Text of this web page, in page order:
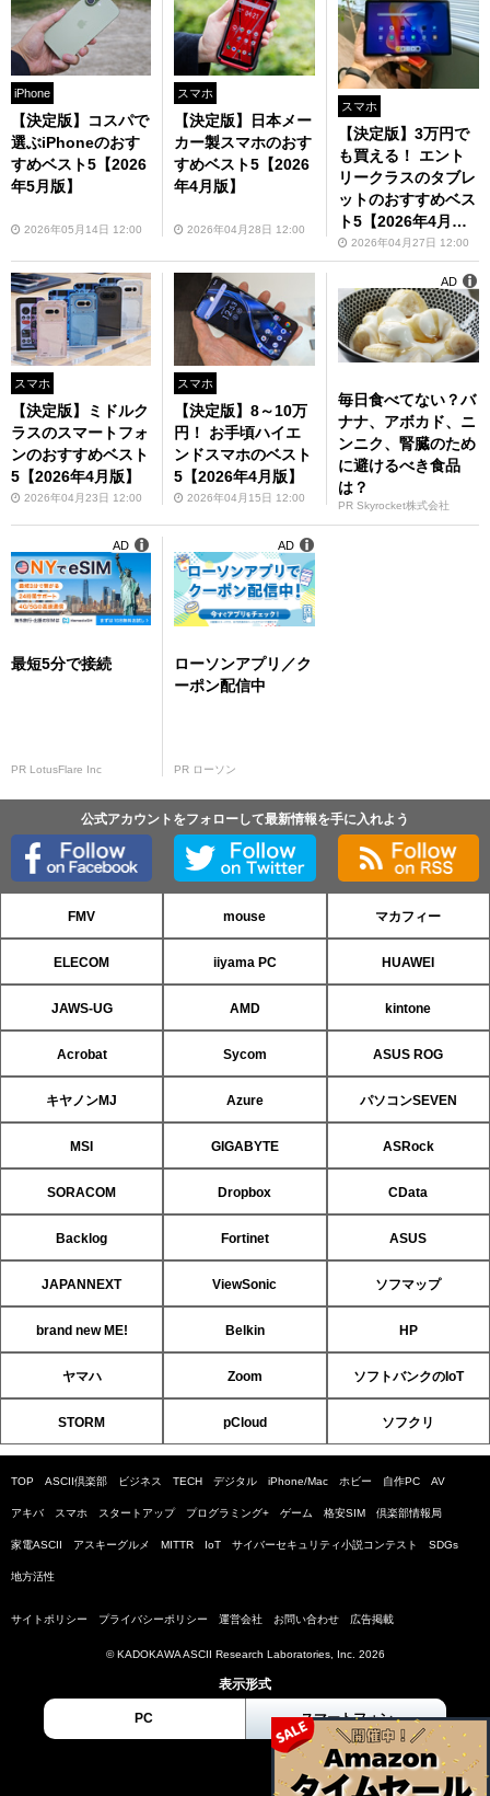
iPhone
【決定版】コスパで
選ぶiPhoneのおす
すめベスト5【2026
年5月版】
2026年05月14日 12:00
スマホ
【決定版】日本メー
カー製スマホのおす
すめベスト5【2026
年4月版】
2026年04月28日 12:00
スマホ
【決定版】3万円で
も買える！ エント
リークラスのタブレ
ットのおすすめベス
ト5【2026年4月
版】2026年04月27日 12:00
スマホ
【決定版】ミドルク
ラスのスマートフォ
ンのおすすめベスト
5【2026年4月版】
2026年04月23日 12:00
スマホ
【決定版】8～10万
円！ お手頃ハイエ
ンドスマホのベスト
5【2026年4月版】
2026年04月15日 12:00
毎日食べてない？バ
ナナ、アボカド、ニ
ンニク、腎臓のため
に避けるべき食品
は？
PR Skyrocket株式会社
AD
最短5分で接続
PR LotusFlare Inc
AD
ローソンアプリ／ク
ーポン配信中
PR ローソン
AD
公式アカウントをフォローして最新情報を手に入れよう
FMV mouse マカフィー
ELECOM iiyama PC HUAWEI
JAWS-UG AMD kintone
Acrobat Sycom ASUS ROG
キヤノンMJ Azure パソコンSEVEN
MSI GIGABYTE ASRock
SORACOM Dropbox CData
Backlog Fortinet ASUS
JAPANNEXT ViewSonic ソフマップ
brand new ME! Belkin HP
ヤマハ Zoom ソフトバンクのIoT
STORM pCloud ソフクリ
TOP ASCII倶楽部 ビジネス TECH デジタル iPhone/Mac ホビー 自作PC AV
アキバ スマホ スタートアップ プログラミング+ ゲーム 格安SIM 倶楽部情報局
家電ASCII アスキーグルメ MITTR IoT サイバーセキュリティ小説コンテスト SDGs
地方活性
サイトポリシー プライバシーポリシー 運営会社 お問い合わせ 広告掲載
© KADOKAWA ASCII Research Laboratories, Inc. 2026
表示形式
PC スマートフォン